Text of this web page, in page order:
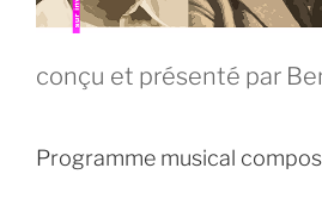
conçu et présenté par
Programme musical